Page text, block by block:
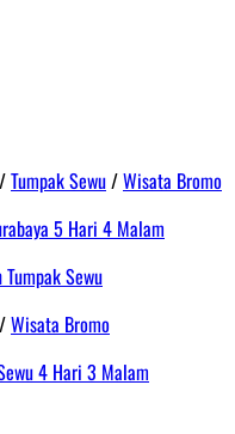
/Tumpak Sewu/Wisata Bromo
5 Hari 4 Malam
/Wisata Bromo
4 Hari 3 Malam